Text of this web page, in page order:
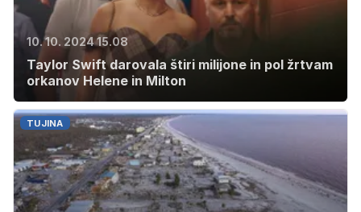
10. 10. 2024 15.08
Taylor Swift darovala štiri milijone in pol žrtvam
orkanov Helene in Milton
TUJINA